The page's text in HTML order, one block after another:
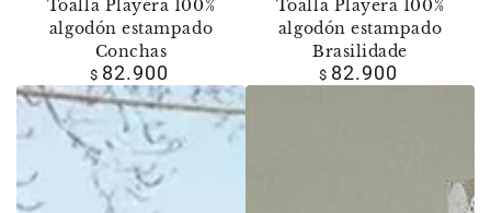
Toalla Playera 100%
algodón estampado
Conchas
Precio
regular
$ 82.900
Toalla Playera 100%
algodón estampado
Brasilidade
Precio
$ 82.900